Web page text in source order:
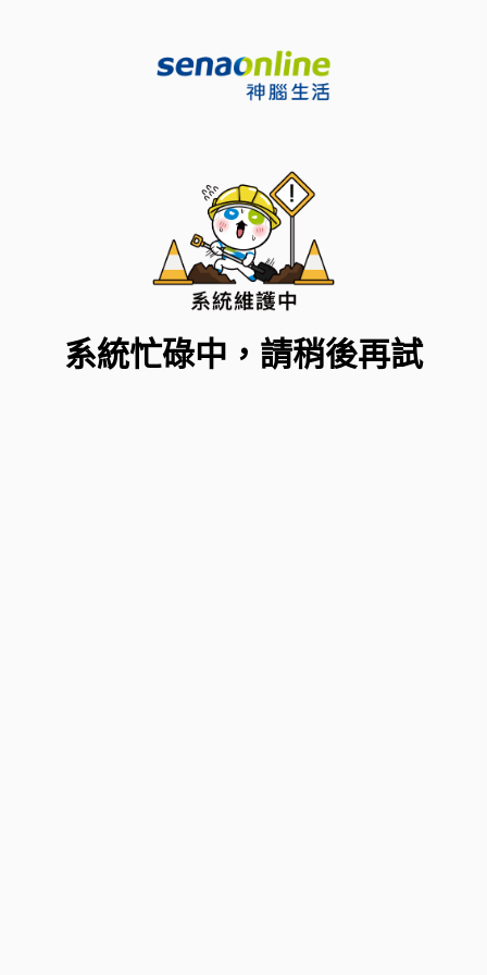
系統忙碌中，請稍後再試